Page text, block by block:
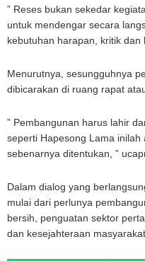
” Reses bukan sekedar
untuk mendengar secara
kebutuhan harapan, kritik dan
Menurutnya, sesungguhnya
dibicarakan di ruang rapat
” Pembangunan harus lahir
seperti Hapesong Lama
sebenarnya ditentukan, ”
Dalam dialog yang
mulai dari perlunya
bersih, penguatan sektor
dan kesejahteraan masyarakat.